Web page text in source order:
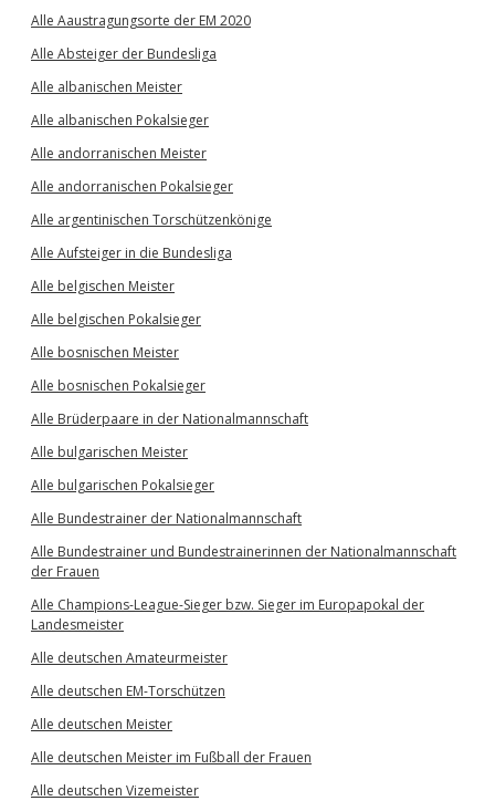
Alle Aaustragungsorte der EM 2020
Alle Absteiger der Bundesliga
Alle albanischen Meister
Alle albanischen Pokalsieger
Alle andorranischen Meister
Alle andorranischen Pokalsieger
Alle argentinischen Torschützenkönige
Alle Aufsteiger in die Bundesliga
Alle belgischen Meister
Alle belgischen Pokalsieger
Alle bosnischen Meister
Alle bosnischen Pokalsieger
Alle Brüderpaare in der Nationalmannschaft
Alle bulgarischen Meister
Alle bulgarischen Pokalsieger
Alle Bundestrainer der Nationalmannschaft
Alle Bundestrainer und Bundestrainerinnen der Nationalmannschaft
der Frauen
Alle Champions-League-Sieger bzw. Sieger im Europapokal der
Landesmeister
Alle deutschen Amateurmeister
Alle deutschen EM-Torschützen
Alle deutschen Meister
Alle deutschen Meister im Fußball der Frauen
Alle deutschen Vizemeister